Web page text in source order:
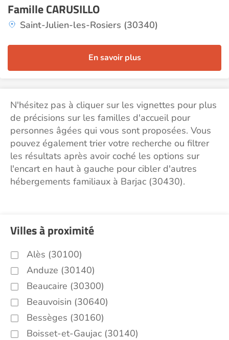
Famille CARUSILLO
Saint-Julien-les-Rosiers (30340)
En savoir plus
N'hésitez pas à cliquer sur les vignettes pour plus
de précisions sur les familles d'accueil pour
personnes âgées qui vous sont proposées. Vous
pouvez également trier votre recherche ou filtrer
les résultats après avoir coché les options sur
l'encart en haut à gauche pour cibler d'autres
hébergements familiaux à Barjac (30430).
Villes à proximité
Alès (30100)
Anduze (30140)
Beaucaire (30300)
Beauvoisin (30640)
Bessèges (30160)
Boisset-et-Gaujac (30140)